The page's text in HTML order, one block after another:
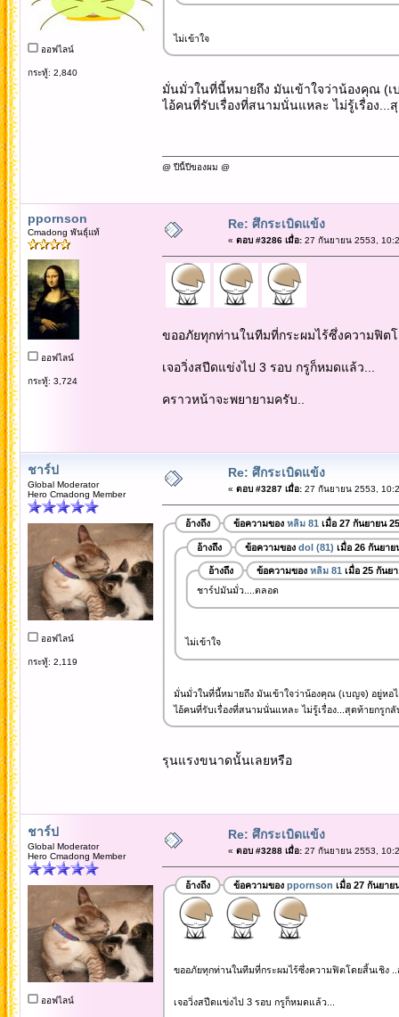
ออฟไลน์
กระทู้: 2,840
ไม่เข้าใจ
มั่นมั่วในที่นี้หมายถึง มันเข้าใจว่าน้องคุณ (เ
ไอ้คนที่รับเรื่องที่สนามนั่นแหละ ไม่รู้เรื่อง...
@ ปีนี้ปีของผม @
ppornson
Cmadong พันธุ์แท้
ออฟไลน์
กระทู้: 3,724
Re: ศึกระเบิดแข้ง
« ตอบ #3286 เมื่อ:27 กันยายน 2553,
ขออภัยทุกท่านในทีมที่กระผมไร้ซึ่งความฟิตโ
เจอวิ่งสปีดแข่งไป 3 รอบ กรูก็หมดแล้ว...
คราวหน้าจะพยายามครับ..
ชาร์ป
Global Moderator
Hero Cmadong Member
ออฟไลน์
กระทู้: 2,119
Re: ศึกระเบิดแข้ง
« ตอบ #3287 เมื่อ:27 กันยายน 2553,
อ้างถึง ข้อความของ หลิม 81 เมื่อ 27 กันยายน
อ้างถึง ข้อความของ dol (81) เมื่อ 26 กันยา
อ้างถึง ข้อความของ หลิม 81 เมื่อ 25 กันย
ชาร์ปมันมั่ว....ตลอด
ไม่เข้าใจ
มั่นมั่วในที่นี้หมายถึง มันเข้าใจว่าน้องคุณ (เบญจ) อยู่หอ
ไอ้คนที่รับเรื่องที่สนามนั่นแหละ ไม่รู้เรื่อง...สุดท้ายกรูก
รุนแรงขนาดนั้นเลยหรือ
ชาร์ป
Global Moderator
Hero Cmadong Member
ออฟไลน์
Re: ศึกระเบิดแข้ง
« ตอบ #3288 เมื่อ:27 กันยายน 2553,
อ้างถึง ข้อความของ ppornson เมื่อ 27 กันยาย
ขออภัยทุกท่านในทีมที่กระผมไร้ซึ่งความฟิตโดยสิ้นเชิง ..
เจอวิ่งสปีดแข่งไป 3 รอบ กรูก็หมดแล้ว...